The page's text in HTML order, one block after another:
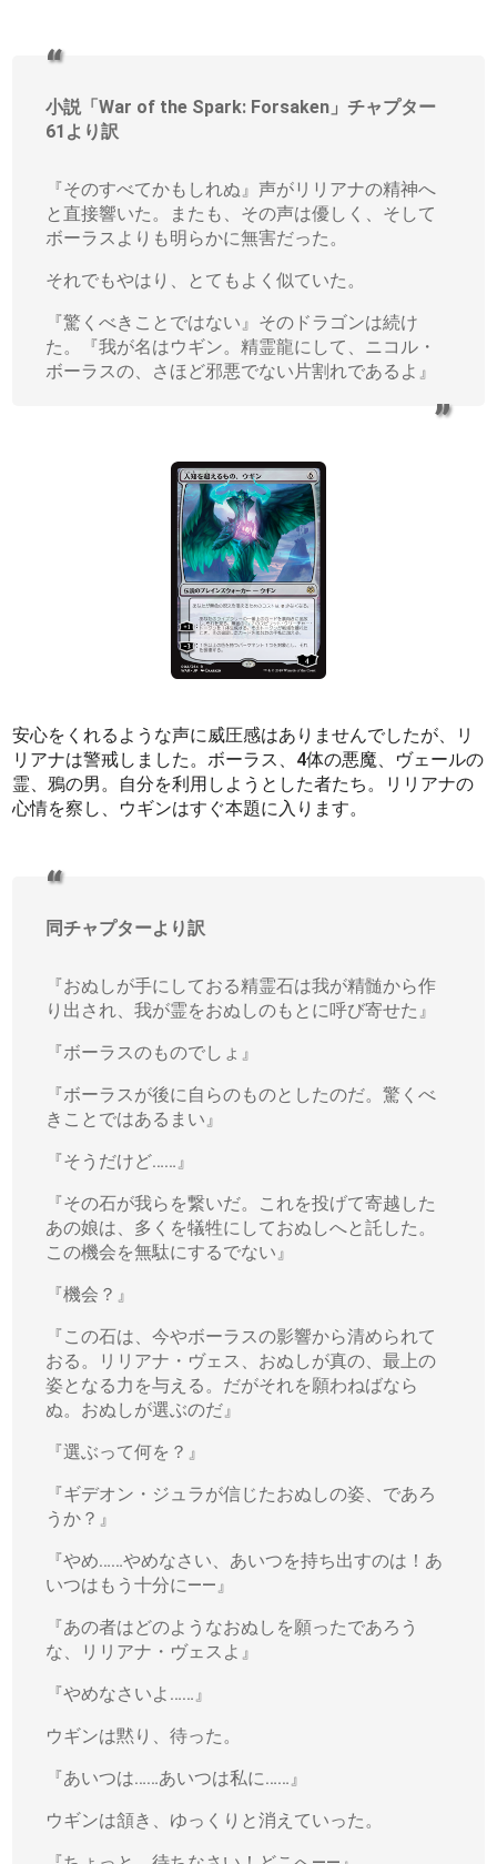
小説「War of the Spark: Forsaken」チャプター
61より訳
『そのすべてかもしれぬ』声がリリアナの精神へ
と直接響いた。またも、その声は優しく、そして
ボーラスよりも明らかに無害だった。
それでもやはり、とてもよく似ていた。
『驚くべきことではない』そのドラゴンは続け
た。『我が名はウギン。精霊龍にして、ニコル・
ボーラスの、さほど邪悪でない片割れであるよ』
安心をくれるような声に威圧感はありませんでしたが、リ
リアナは警戒しました。ボーラス、4体の悪魔、ヴェールの
霊、鴉の男。自分を利用しようとした者たち。リリアナの
心情を察し、ウギンはすぐ本題に入ります。
同チャプターより訳
『おぬしが手にしておる精霊石は我が精髄から作
り出され、我が霊をおぬしのもとに呼び寄せた』
『ボーラスのものでしょ』
『ボーラスが後に自らのものとしたのだ。驚くべ
きことではあるまい』
『そうだけど……』
『その石が我らを繋いだ。これを投げて寄越した
あの娘は、多くを犠牲にしておぬしへと託した。
この機会を無駄にするでない』
『機会？』
『この石は、今やボーラスの影響から清められて
おる。リリアナ・ヴェス、おぬしが真の、最上の
姿となる力を与える。だがそれを願わねばなら
ぬ。おぬしが選ぶのだ』
『選ぶって何を？』
『ギデオン・ジュラが信じたおぬしの姿、であろ
うか？』
『やめ……やめなさい、あいつを持ち出すのは！あ
いつはもう十分に――』
『あの者はどのようなおぬしを願ったであろう
な、リリアナ・ヴェスよ』
『やめなさいよ……』
ウギンは黙り、待った。
『あいつは……あいつは私に……』
ウギンは頷き、ゆっくりと消えていった。